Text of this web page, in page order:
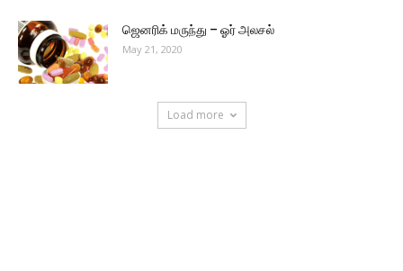
ஜெனரிக் மருந்து – ஓர் அலசல்
May 21, 2020
Load more